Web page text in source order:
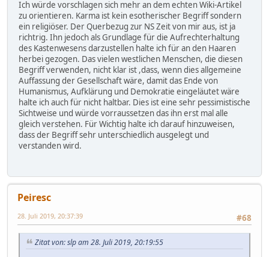
Ich würde vorschlagen sich mehr an dem echten Wiki-Artikel
zu orientieren. Karma ist kein esotherischer Begriff sondern
ein religiöser. Der Querbezug zur NS Zeit von mir aus, ist ja
richtrig. Ihn jedoch als Grundlage für die Aufrechterhaltung
des Kastenwesens darzustellen halte ich für an den Haaren
herbei gezogen. Das vielen westlichen Menschen, die diesen
Begriff verwenden, nicht klar ist ,dass, wenn dies allgemeine
Auffassung der Gesellschaft wäre, damit das Ende von
Humanismus, Aufklärung und Demokratie eingeläutet wäre
halte ich auch für nicht haltbar. Dies ist eine sehr pessimistische
Sichtweise und würde vorraussetzen das ihn erst mal alle
gleich verstehen. Für Wichtig halte ich darauf hinzuweisen,
dass der Begriff sehr unterschiedlich ausgelegt und
verstanden wird.
Peiresc
#68
28. Juli 2019, 20:37:39
Zitat von: slp am 28. Juli 2019, 20:19:55